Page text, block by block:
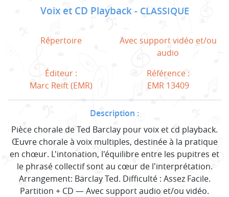
Voix et CD Playback CLASSIQUE
Répertoire
Avec support vidéo et/ou
audio
Éditeur :
Marc Reift (EMR)
Référence :
EMR 13409
Description :
Pièce chorale de Ted Barclay pour voix et cd playback.
Œuvre chorale à voix multiples, destinée à la pratique
en chœur. L'intonation, l'équilibre entre les pupitres et
le phrasé collectif sont au cœur de l'interprétation.
Arrangement: Barclay Ted. Difficulté : Assez Facile.
Partition + CD — Avec support audio et/ou vidéo.